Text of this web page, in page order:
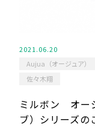
2021.06.20
Aujua（オージュア）
佐々木翔
ミルボン オー
ブ）シリーズ